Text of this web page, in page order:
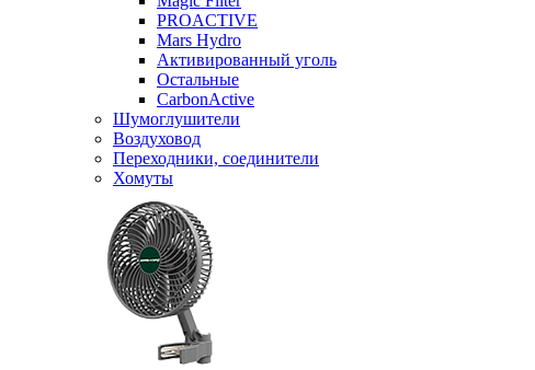
PROACTIVE
Mars Hydro
Активированный уголь
Остальные
CarbonActive
Шумоглушители
Воздуховод
Переходники, соединители
Хомуты